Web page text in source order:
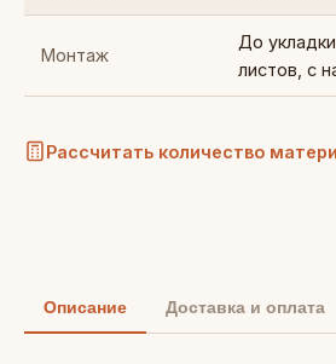
Монтаж
До
листов, с
Рассчитать количество
Описание Доставка и оплата